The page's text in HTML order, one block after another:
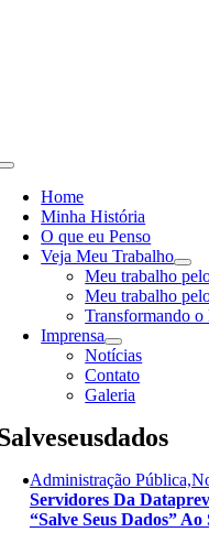
Toggle
NavigationHome
Minha História
O que eu Penso
Veja Meu Trabalho
Meu trabalho
Meu trabalho
Transformando o
Imprensa
Notícias
Contato
Galeria
Administração
Servidores Da
“Salve Seus Dados”